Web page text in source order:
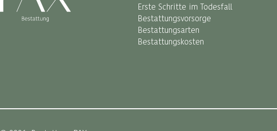
Erste Schritte im Todesfall
Bestattungsvorsorge
Bestattungsarten
Bestattungskosten